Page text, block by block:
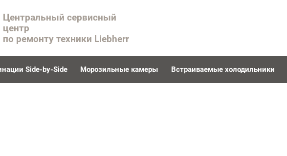
Центральный сервисный
центр
по ремонту техники Liebherr
Side-by-Side Морозильные камеры Встраиваемые холодильники